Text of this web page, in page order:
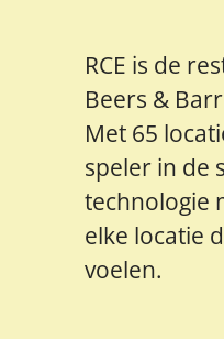
RCE is de
Beers &
Met 65
speler in de
technologie
elke locatie
voelen.